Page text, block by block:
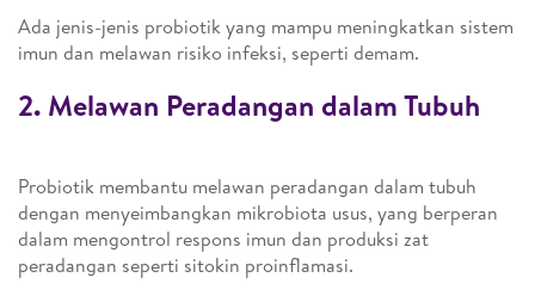
Ada jenis-jenis probiotik yang mampu meningkatkan sistem
imun dan melawan risiko infeksi, seperti demam.
2. Melawan Peradangan dalam Tubuh
Probiotik membantu melawan peradangan dalam tubuh
dengan menyeimbangkan mikrobiota usus, yang berperan
dalam mengontrol respons imun dan produksi zat
peradangan seperti sitokin proinflamasi.